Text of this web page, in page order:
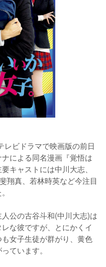
ビドラマで映画版の前日
による同名漫画『覚悟は
キャストには中川大志、
翔真、若林時英など今注目
公の古谷斗和(中川大志)は
な彼ですが、とにかくイ
女子生徒が群がり、黄色
ています。